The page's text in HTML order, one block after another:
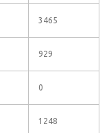
3465
929
0
1248